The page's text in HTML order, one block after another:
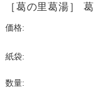
［葛の里葛湯］
価格:
紙袋:
数量: